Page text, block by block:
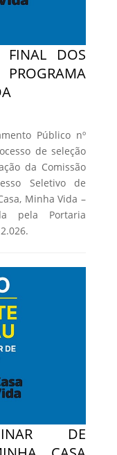
FINAL DOS
PROGRAMA
Público nº
de seleção
da Comissão
Seletivo de
Minha Vida –
pela Portaria
DE